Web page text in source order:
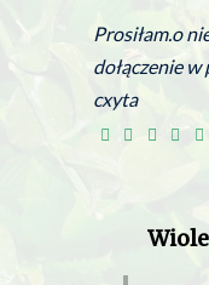
Prosiłam.o
dołączenie
cxyta